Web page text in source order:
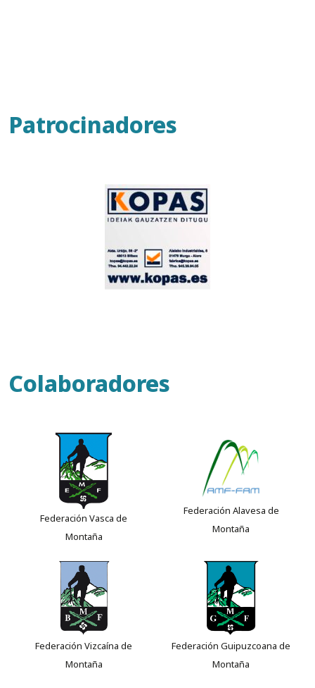
Patrocinadores
Colaboradores
Federación Vasca de
Montaña
Federación Alavesa de
Montaña
Federación Vizcaína de
Montaña
Federación Guipuzcoana de
Montaña